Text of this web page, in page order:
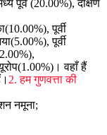
पूर्व (20.00%), दक्षिण
पूर्वी
पूर्वी
वहाँ हैं
2. हम गुणवत्ता की
नमूना;